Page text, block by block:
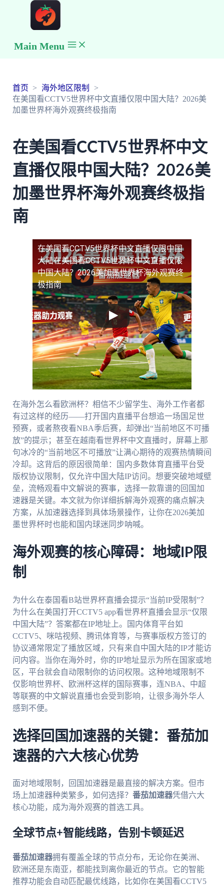
Main Menu
首页
海外地区限制
在美国看CCTV5世界杯中文直播仅限中国大陆？2026美
加墨世界杯海外观赛终极指南
在美国看CCTV5世界杯中文
直播仅限中国大陆？2026美
加墨世界杯海外观赛终极指
南
在美国看CCTV5世界杯中文直播仅限中国
大陆在美国看CCTV5世界杯中文直播仅限
中国大陆？2026美加墨世界杯海外观赛终
极指南
在海外怎么看欧洲杯？相信不少留学生、海外工作者都
有过这样的经历——打开国内直播平台想追一场国足世
预赛，或者熬夜看NBA季后赛，却弹出“当前地区不可播
放”的提示；甚至在越南看世界杯中文直播时，屏幕上那
句冰冷的“当前地区不可播放”让满心期待的观赛热情瞬间
冷却。这背后的原因很简单：国内多数体育直播平台受
版权协议限制，仅允许中国大陆IP访问。想要突破地域壁
垒，流畅观看中文解说的赛事，选择一款靠谱的回国加
速器是关键。本文就为你详细拆解海外观赛的痛点解决
方案，从加速器选择到具体场景操作，让你在2026美加
墨世界杯时也能和国内球迷同步呐喊。
海外观赛的核心障碍：地域IP限
制
为什么在泰国看B站世界杯直播会提示“当前IP受限制”？
为什么在美国打开CCTV5 app看世界杯直播会显示“仅限
中国大陆”？答案都在IP地址上。国内体育平台如
CCTV5、咪咕视频、腾讯体育等，与赛事版权方签订的
协议通常限定了播放区域，只有来自中国大陆的IP才能访
问内容。当你在海外时，你的IP地址显示为所在国家或地
区，平台就会自动限制你的访问权限。这种地域限制不
仅影响世界杯、欧洲杯这样的国际赛事，连NBA、中超
等联赛的中文解说直播也会受到影响，让很多海外华人
感到不便。
选择回国加速器的关键：番茄加
速器的六大核心优势
面对地域限制，回国加速器是最直接的解决方案。但市
场上加速器种类繁多，如何选择？ 番茄加速器凭借六大
核心功能，成为海外观赛的首选工具。
全球节点+智能线路，告别卡顿延迟
番茄加速器拥有覆盖全球的节点分布，无论你在美洲、
欧洲还是东南亚，都能找到离你最近的节点。它的智能
推荐功能会自动匹配最优线路，比如你在美国看CCTV5